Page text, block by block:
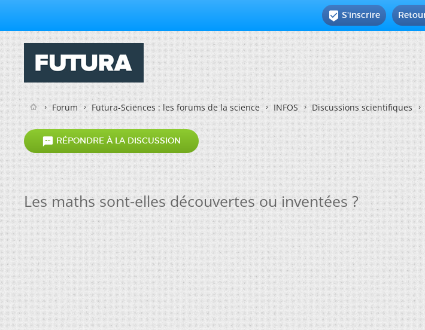
 S'inscrire
Forum Futura-Sciences : les forums de la science INFOS Discussions scientifiques
 RÉPONDRE À LA DISCUSSION
Les maths sont-elles découvertes ou inventées ?